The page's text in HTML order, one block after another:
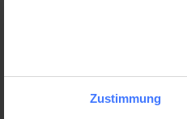
Zustimmung
Plz / Ort